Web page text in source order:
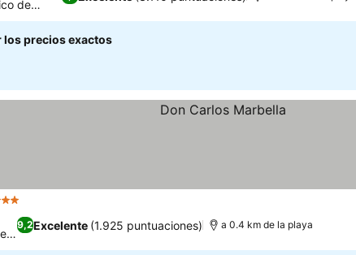
de
los precios exactos
9,2Excelente (1.925 puntuaciones) a 0.4 km de la playa